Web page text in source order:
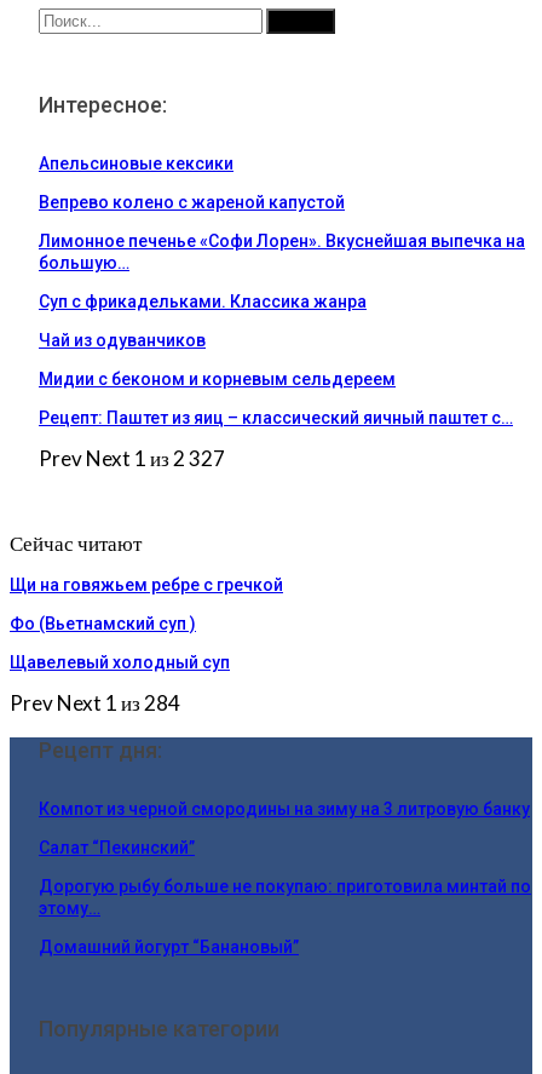
Интересное:
Апельсиновые кексики
Вепрево колено с жареной капустой
Лимонное печенье «Софи Лорен». Вкуснейшая выпечка на
большую…
Суп с фрикадельками. Классика жанра
Чай из одуванчиков
Мидии с беконом и корневым сельдереем
Рецепт: Паштет из яиц – классический яичный паштет с…
PrevNext 1 из 2 327
Сейчас читают
Щи на говяжьем ребре с гречкой
Фо (Вьетнамский суп )
Щавелевый холодный суп
PrevNext 1 из 284
Рецепт дня:
Компот из черной смородины на зиму на 3 литровую банку
Салат “Пекинский”
Дорогую рыбу больше не покупаю: приготовила минтай по
этому…
Домашний йогурт “Банановый”
Популярные категории